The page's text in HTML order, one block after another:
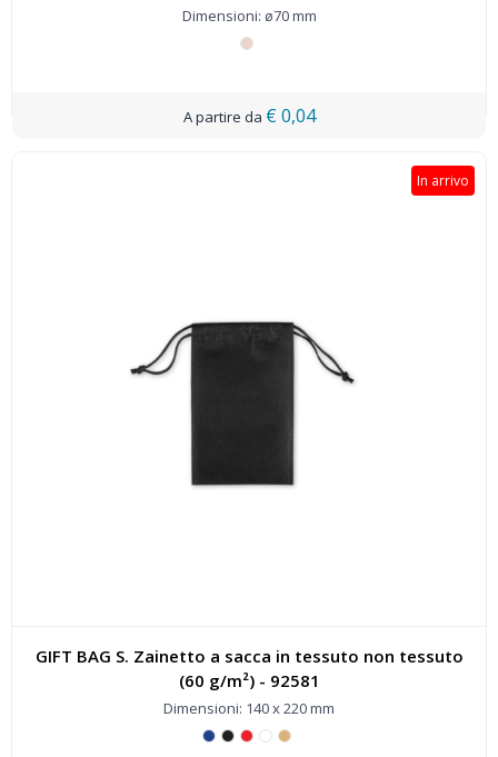
Dimensioni: ø70 mm
€ 0,04
GIFT BAG S. Zainetto a sacca in tessuto non tessuto
(60 g/m²) - 92581
In arrivo
Dimensioni: 140 x 220 mm